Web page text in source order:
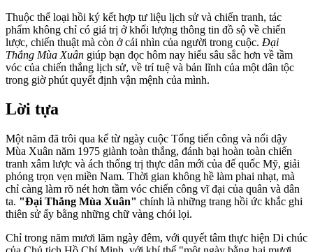
Thuộc thể loại hồi ký kết hợp tư liệu lịch sử và chiến tranh, tác
phẩm không chỉ có giá trị ở khối lượng thông tin đồ sộ về chiến
lược, chiến thuật mà còn ở cái nhìn của người trong cuộc. Đại
Thắng Mùa Xuân giúp bạn đọc hôm nay hiểu sâu sắc hơn về tầm
vóc của chiến thắng lịch sử, về trí tuệ và bản lĩnh của một dân tộc
trong giờ phút quyết định vận mệnh của mình.
Lời tựa
Một năm đã trôi qua kể từ ngày cuộc Tổng tiến công và nổi dậy
Mùa Xuân năm 1975 giành toàn thắng, đánh bại hoàn toàn chiến
tranh xâm lược và ách thống trị thực dân mới của đế quốc Mỹ, giải
phóng trọn vẹn miền Nam. Thời gian không hề làm phai nhạt, mà
chỉ càng làm rõ nét hơn tầm vóc chiến công vĩ đại của quân và dân
ta. "Đại Thắng Mùa Xuân" chính là những trang hồi ức khắc ghi
thiên sử ấy bằng những chữ vàng chói lọi.
Chỉ trong năm mươi lăm ngày đêm, với quyết tâm thực hiện Di chúc